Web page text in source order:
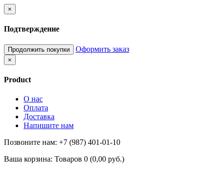
×
Подтверждение
Продолжить покупки Оформить заказ
×
Product
О нас
Оплата
Доставка
Напишите нам
Позвоните нам: +7 (987) 401-01-10
Ваша корзина: Товаров 0 (0,00 руб.)